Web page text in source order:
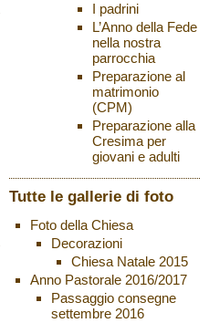
I padrini
L’Anno della Fede
nella nostra
parrocchia
Preparazione al
matrimonio
(CPM)
Preparazione alla
Cresima per
giovani e adulti
Tutte le gallerie di foto
Foto della Chiesa
Decorazioni
Chiesa Natale 2015
Anno Pastorale 2016/2017
Passaggio consegne
settembre 2016